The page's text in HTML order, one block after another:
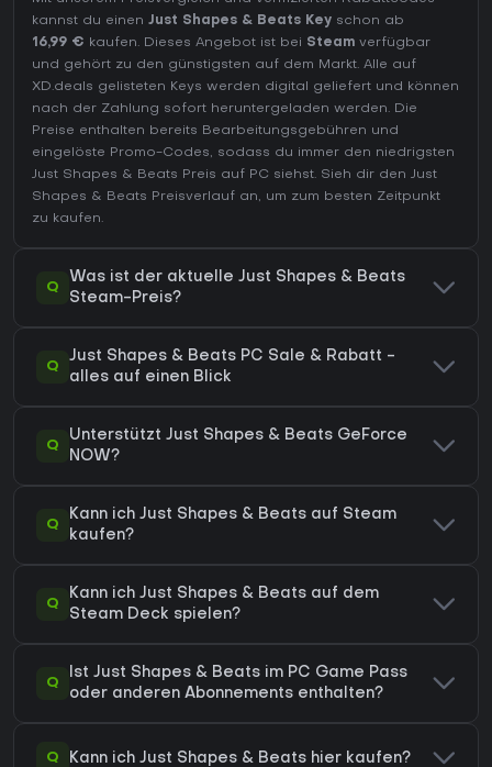
kannst du einen Just Shapes & Beats Key schon ab
16,99 € kaufen. Dieses Angebot ist bei Steam verfügbar
und gehört zu den günstigsten auf dem Markt. Alle auf
XD.deals gelisteten Keys werden digital geliefert und können
nach der Zahlung sofort heruntergeladen werden. Die
Preise enthalten bereits Bearbeitungsgebühren und
eingelöste Promo-Codes, sodass du immer den niedrigsten
Just Shapes & Beats Preis auf PC siehst. Sieh dir den Just
Shapes & Beats Preisverlauf an, um zum besten Zeitpunkt
zu kaufen.
Q
Was ist der aktuelle Just Shapes & Beats
Steam-Preis?
Q
Just Shapes & Beats PC Sale & Rabatt -
alles auf einen Blick
Q
Unterstützt Just Shapes & Beats GeForce
NOW?
Q
Kann ich Just Shapes & Beats auf Steam
kaufen?
Q
Kann ich Just Shapes & Beats auf dem
Steam Deck spielen?
Q
Ist Just Shapes & Beats im PC Game Pass
oder anderen Abonnements enthalten?
Q Kann ich Just Shapes & Beats hier kaufen?